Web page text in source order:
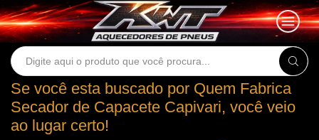
Search
Se você esta buscado por Quem Fabrica
Secador de Capacete Capivari, você veio
ao lugar certo!